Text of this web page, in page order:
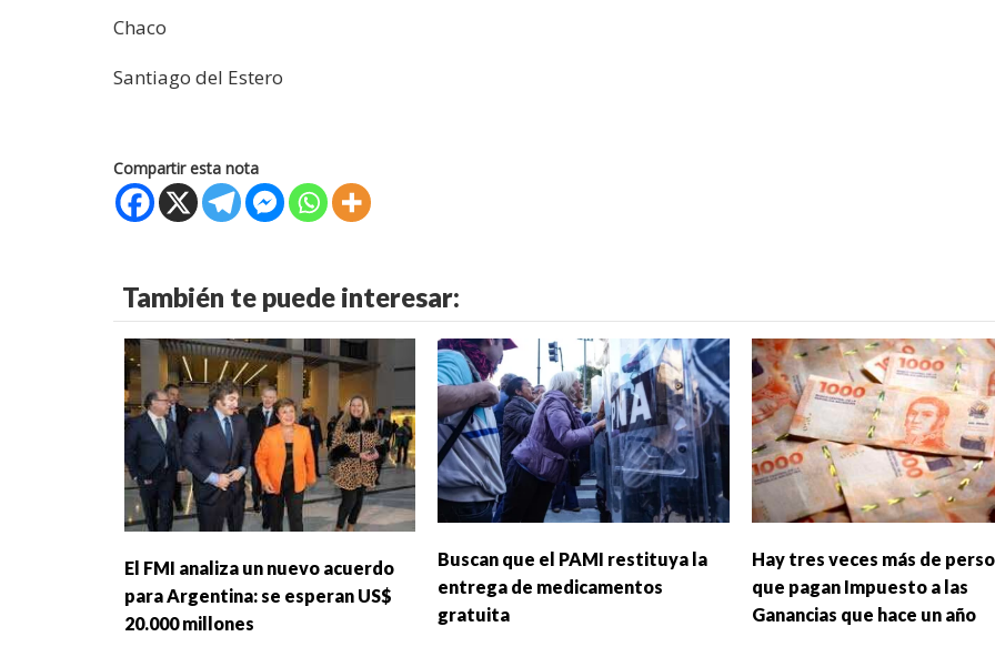
Chaco
Santiago del Estero
Compartir esta nota
También te puede interesar:
El FMI analiza un nuevo acuerdo
para Argentina: se esperan US$
20.000 millones
Buscan que el PAMI restituya la
entrega de medicamentos
gratuita
Hay tres veces más de
que pagan Impuesto a las
Ganancias que hace un año